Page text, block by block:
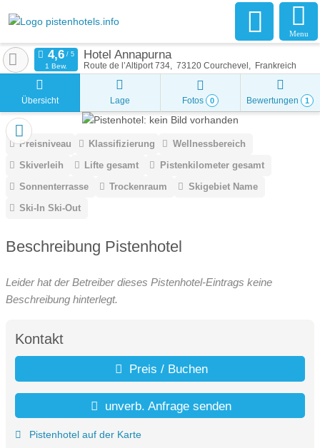
Menu
Hotel Annapurna
Route de l’Altiport 734 73120 Courchevel Frankreich
1 Bew.
Übersicht Lage Fotos 0 Bewertungen 1
Preisniveau Klassifizierung
Wellnessbereich
Skiverleih
Lifte gesamt
Pistenkilometer gesamt
Sonnenterrasse
Trockenraum
Skigebiet Name
Ski-In Ski-Out
Beschreibung Pistenhotel
Leider hat der Betreiber dieses Pistenhotel-Eintrags keine
Beschreibung hinterlegt.
Kontakt
Preis / Buchen
unverb. Anfrage senden
Pistenhotel auf der Karte